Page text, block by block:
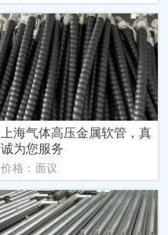
上海气体高压金属软管，真
诚为您服务
价格：面议